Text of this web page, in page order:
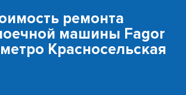
ремонта
машины Fagor
Красносельская